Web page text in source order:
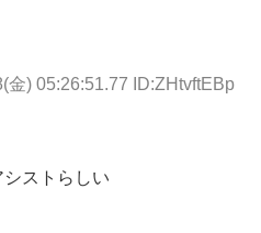
金) 05:26:51.77 ID:ZHtvftEBp
ストらしい